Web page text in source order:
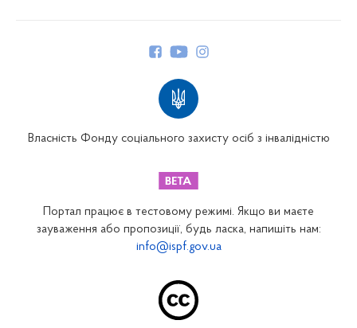
Закарпатське відділення
Запорізьке відділення
Власність Фонду соціального захисту осіб з інвалідністю
Портал працює в тестовому режимі. Якщо ви маєте
зауваження або пропозиції, будь ласка, напишіть нам:
info@ispf.gov.ua